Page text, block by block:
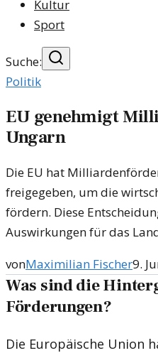
Kultur
Sport
Suche:
Politik
EU genehmigt
Ungarn
Die EU hat
freigegeben, um die
fördern. Diese
Auswirkungen für das
vonMaximilian Fischer9.
Was sind die
Förderungen?
Die Europäische Union